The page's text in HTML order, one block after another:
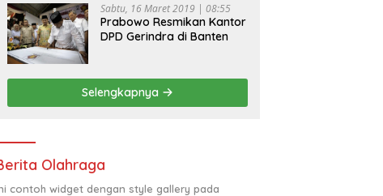
Sabtu, 16 Maret 2019 | 08:55
Prabowo Resmikan Kantor
DPD Gerindra di Banten
Selengkapnya
Olahraga
contoh widget dengan style gallery pada